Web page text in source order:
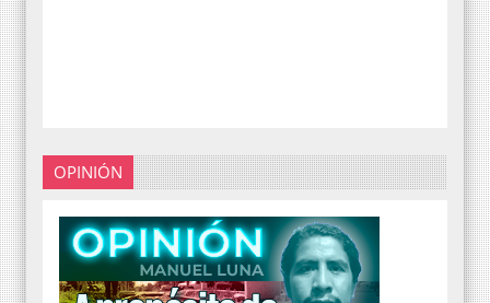
OPINIÓN